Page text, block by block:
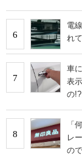
6
電
れ
7
車
表
の!?
8
「
レ
の